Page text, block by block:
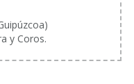
y Coros.